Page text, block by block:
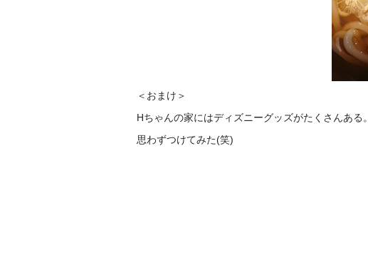
＜おまけ＞
Hちゃんの家にはディズニーグッズがたくさんある。
思わずつけてみた(笑)